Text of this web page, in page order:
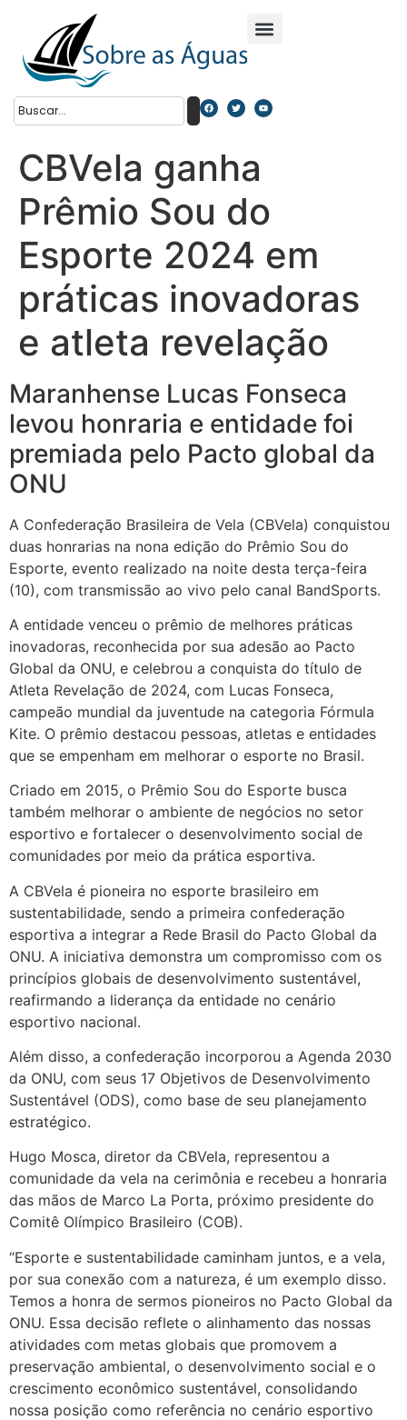
CBVela ganha
Prêmio Sou do
Esporte 2024 em
práticas inovadoras
e atleta revelação
Maranhense Lucas Fonseca
levou honraria e entidade foi
premiada pelo Pacto global da
ONU
A Confederação Brasileira de Vela (CBVela) conquistou
duas honrarias na nona edição do Prêmio Sou do
Esporte, evento realizado na noite desta terça-feira
(10), com transmissão ao vivo pelo canal BandSports.
A entidade venceu o prêmio de melhores práticas
inovadoras, reconhecida por sua adesão ao Pacto
Global da ONU, e celebrou a conquista do título de
Atleta Revelação de 2024, com Lucas Fonseca,
campeão mundial da juventude na categoria Fórmula
Kite. O prêmio destacou pessoas, atletas e entidades
que se empenham em melhorar o esporte no Brasil.
Criado em 2015, o Prêmio Sou do Esporte busca
também melhorar o ambiente de negócios no setor
esportivo e fortalecer o desenvolvimento social de
comunidades por meio da prática esportiva.
A CBVela é pioneira no esporte brasileiro em
sustentabilidade, sendo a primeira confederação
esportiva a integrar a Rede Brasil do Pacto Global da
ONU. A iniciativa demonstra um compromisso com os
princípios globais de desenvolvimento sustentável,
reafirmando a liderança da entidade no cenário
esportivo nacional.
Além disso, a confederação incorporou a Agenda 2030
da ONU, com seus 17 Objetivos de Desenvolvimento
Sustentável (ODS), como base de seu planejamento
estratégico.
Hugo Mosca, diretor da CBVela, representou a
comunidade da vela na cerimônia e recebeu a honraria
das mãos de Marco La Porta, próximo presidente do
Comitê Olímpico Brasileiro (COB).
“Esporte e sustentabilidade caminham juntos, e a vela,
por sua conexão com a natureza, é um exemplo disso.
Temos a honra de sermos pioneiros no Pacto Global da
ONU. Essa decisão reflete o alinhamento das nossas
atividades com metas globais que promovem a
preservação ambiental, o desenvolvimento social e o
crescimento econômico sustentável, consolidando
nossa posição como referência no cenário esportivo